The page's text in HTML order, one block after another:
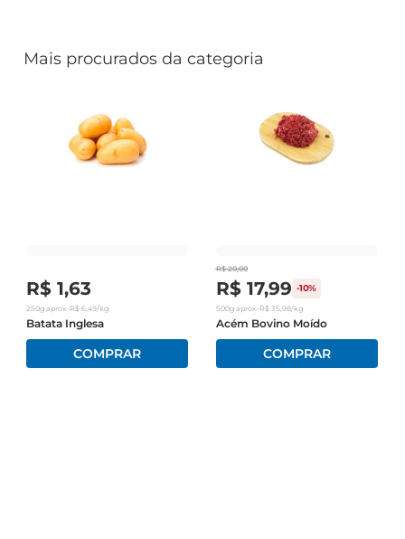
Mais procurados da categoria
R$ 1,63
250g aprox. •R$ 6,49/kg
Batata Inglesa
R$ 20,00
R$ 17,99 -10%
500gaprox. •R$ 35,98/kg
Acém Bovino Moído